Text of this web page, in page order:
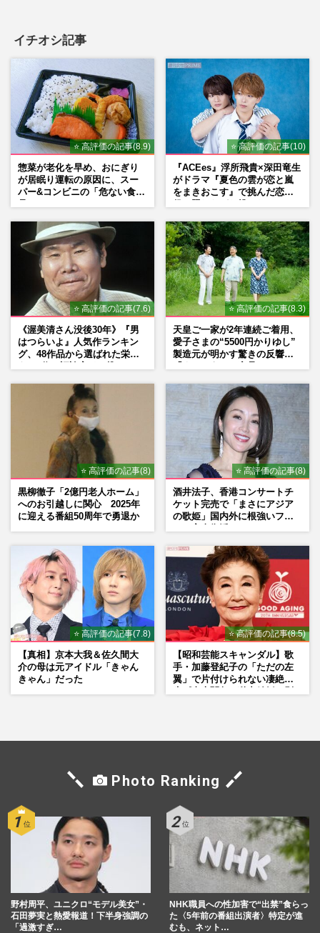
イチオシ記事
⭐ 高評価の記事(8.9)
惣菜が老化を早め、おにぎり
が居眠り運転の原因に、スー
パー&コンビニの「危ない食
⭐ 高評価の記事(10)
『ACEes』浮所飛貴×深田竜生
がドラマ『夏色の雲が恋と嵐
をまきおこす』で挑んだ恋人
⭐ 高評価の記事(7.6)
《渥美清さん没後30年》『男
はつらいよ』人気作ランキン
グ、48作品から選ばれた栄え
⭐ 高評価の記事(8.3)
天皇ご一家が2年連続ご着用、
愛子さまの“5500円かりゆし”
製造元が明かす驚きの反響
⭐ 高評価の記事(8)
黒柳徹子「2億円老人ホーム」
へのお引越しに関心 2025年
に迎える番組50周年で勇退か
⭐ 高評価の記事(8)
酒井法子、香港コンサートチ
ケット完売で「まさにアジア
の歌姫」国内外に根強いファ
⭐ 高評価の記事(7.8)
【真相】京本大我＆佐久間大
介の母は元アイドル「きゃん
きゃん」だった
⭐ 高評価の記事(8.5)
【昭和芸能スキャンダル】歌
手・加藤登紀子の「ただの左
翼」で片付けられない凄絶半
Photo Ranking
野村周平、ユニクロ“モデル美女”・
石田夢実と熱愛報道！下半身強調の
「過激すぎ…
NHK職員への性加害で“出禁”食らっ
た〈5年前の番組出演者〉特定が進
むも、ネット…